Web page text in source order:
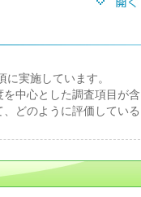
実施しています。
中心とした調査項目が含
どのように評価している